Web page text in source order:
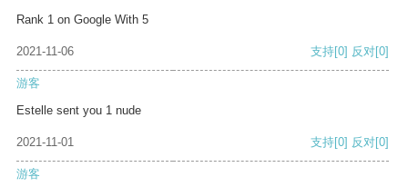
Rank 1 on Google With 5
2021-11-06 支持[0] 反对[0]
游客
Estelle sent you 1 nude
2021-11-01 支持[0] 反对[0]
游客